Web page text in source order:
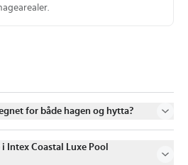
for både hagen og hytta?
Intex Coastal Luxe Pool